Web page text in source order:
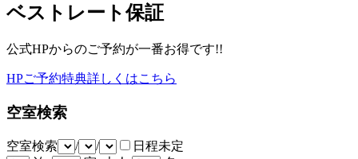
ベストレート保証
公式HPからのご予約が一番お得です!!
HPご予約特典詳しくはこちら
空室検索
空室検索 / /
日程未定